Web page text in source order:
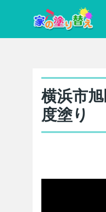
横浜市
度塗り